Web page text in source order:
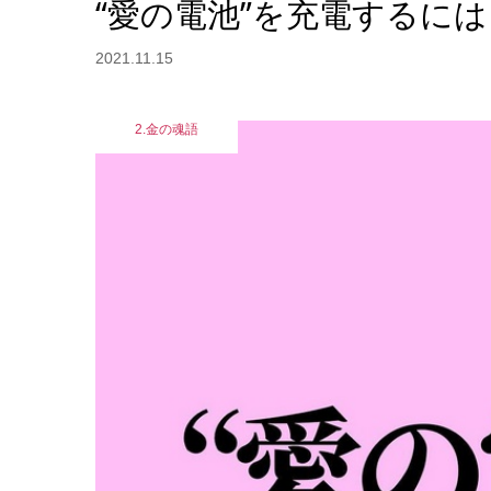
“愛の電池”を充電するに
2021.11.15
2.金の魂語